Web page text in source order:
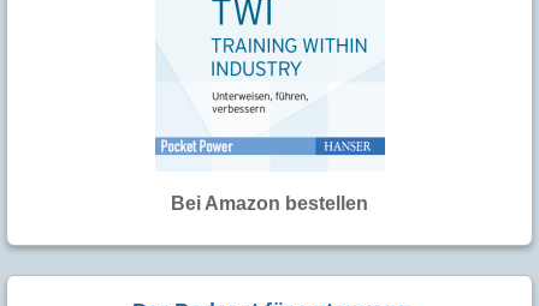
Bei Amazon bestellen